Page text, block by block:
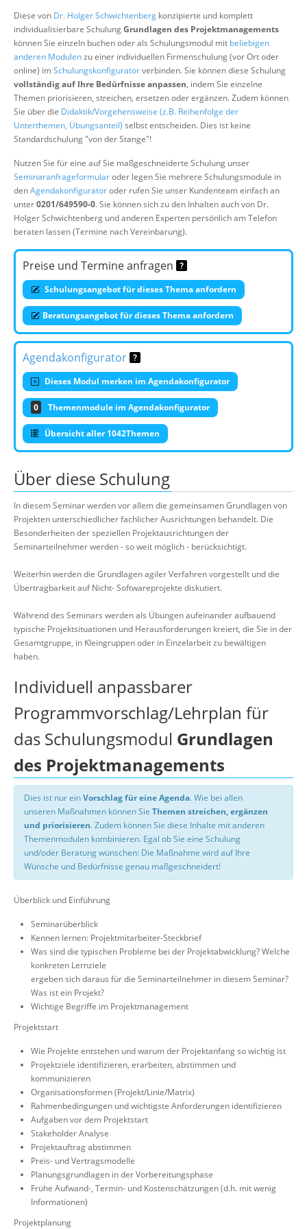
Suche
Diese von Dr. Holger Schwichtenberg konzipierte und komplett
individualisierbare SchulungGrundlagen des Projektmanagements
können Sie einzeln buchen oder als Schulungsmodul mit beliebigen
anderen Modulenzu einer individuellen Firmenschulung (vor Ort oder
online) imSchulungskonfiguratorverbinden. Sie können diese Schulung
vollständig auf Ihre Bedürfnisse anpassen, indem Sie einzelne
Themen priorisieren, streichen, ersetzen oder ergänzen. Zudem können
Sie über die Didaktik/Vorgehensweise (z.B. Reihenfolge der
Unterthemen, Übungsanteil) selbst entscheiden. Dies ist keine
Standardschulung "von der Stange"!
Nutzen Sie für eine auf Sie maßgeschneiderte Schulung unser
Seminaranfrageformularoder legen Sie mehrere Schulungsmodule in
denAgendakonfiguratoroder rufen Sie unser Kundenteam einfach an
unter0201/649590-0. Sie können sich zu den Inhalten auch von Dr.
Holger Schwichtenberg und anderen Experten persönlich am Telefon
beraten lassen (Termine nach Vereinbarung).
Preise und Termine anfragen
Schulungsangebot für dieses Thema anfordern
Beratungsangebot für dieses Thema anfordern
Agendakonfigurator
Dieses Modul merken im Agendakonfigurator
0 Themenmodule im Agendakonfigurator
Übersicht aller 1042Themen
Über diese Schulung
In diesem Seminar werden vor allem die gemeinsamen Grundlagen von
Projekten unterschiedlicher fachlicher Ausrichtungen behandelt. Die
Besonderheiten der speziellen Projektausrichtungen der
Seminarteilnehmer werden - so weit möglich - berücksichtigt.
Weiterhin werden die Grundlagen agiler Verfahren vorgestellt und die
Übertragbarkeit auf Nicht- Softwareprojekte diskutiert.
Während des Seminars werden als Übungen aufeinander aufbauend
typische Projektsituationen und Herausforderungen kreiert, die Sie in der
Gesamtgruppe, in Kleingruppen oder in Einzelarbeit zu bewältigen
haben.
Individuell anpassbarer
Programmvorschlag/Lehrplan für
das Schulungsmodul Grundlagen
des Projektmanagements
Dies ist nur einVorschlag für eine Agenda. Wie bei allen
unseren Maßnahmen können Sie Themen streichen, ergänzen
und priorisieren. Zudem können Sie diese Inhalte mit anderen
Themenmodulen kombinieren. Egal ob Sie eine Schulung
und/oder Beratung wünschen: Die Maßnahme wird auf Ihre
Wünsche und Bedürfnisse genau maßgeschneidert!
Überblick und Einführung
Seminarüberblick
Kennen lernen: Projektmitarbeiter-Steckbrief
Was sind die typischen Probleme bei der Projektabwicklung? Welche
konkreten Lernziele
ergeben sich daraus für die Seminarteilnehmer in diesem Seminar?
Was ist ein Projekt?
Wichtige Begriffe im Projektmanagement
Projektstart
Wie Projekte entstehen und warum der Projektanfang so wichtig ist
Projektziele identifizieren, erarbeiten, abstimmen und
kommunizieren
Organisationsformen (Projekt/Linie/Matrix)
Rahmenbedingungen und wichtigste Anforderungen identifizieren
Aufgaben vor dem Projektstart
Stakeholder Analyse
Projektauftrag abstimmen
Preis- und Vertragsmodelle
Planungsgrundlagen in der Vorbereitungsphase
Frühe Aufwand-, Termin- und Kostenschätzungen (d.h. mit wenig
Informationen)
Projektplanung